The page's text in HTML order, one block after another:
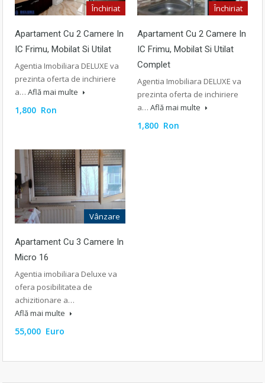
Închiriat
Apartament Cu 2 Camere In
IC Frimu, Mobilat Si Utilat
Agentia Imobiliara DELUXE va
prezinta oferta de inchiriere
a… Află mai multe
1,800 Ron
Închiriat
Apartament Cu 2 Camere In
IC Frimu, Mobilat Si Utilat
Complet
Agentia Imobiliara DELUXE va
prezinta oferta de inchiriere
a… Află mai multe
1,800 Ron
Vânzare
Apartament Cu 3 Camere In
Micro 16
Agentia imobiliara Deluxe va
ofera posibilitatea de
achizitionare a…
Află mai multe
55,000 Euro